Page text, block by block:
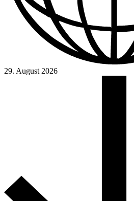
29. August 2026